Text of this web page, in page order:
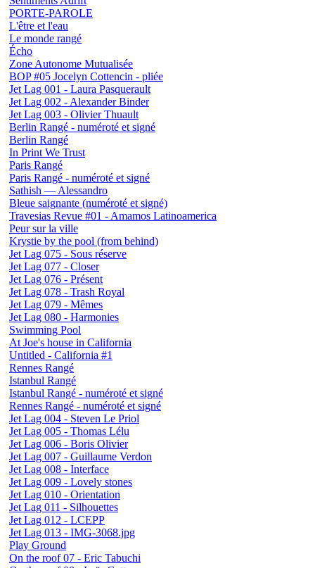
PORTE-PAROLE
L'être et l'eau
Le monde rangé
Écho
Zone Autonome Mutualisée
BOP #05 Jocelyn Cottencin - pliée
Jet Lag 001 - Laura Pasquerault
Jet Lag 002 - Alexander Binder
Jet Lag 003 - Olivier Thuault
Berlin Rangé - numéroté et signé
Berlin Rangé
In Print We Trust
Paris Rangé
Paris Rangé - numéroté et signé
Sathish — Alessandro
Bleue saignante (numéroté et signé)
Travesias Revue #01 - Amamos Latinoamerica
Peur sur la ville
Krystie by the pool (from behind)
Jet Lag 075 - Sous réserve
Jet Lag 077 - Closer
Jet Lag 076 - Présent
Jet Lag 078 - Trash Royal
Jet Lag 079 - Mêmes
Jet Lag 080 - Harmonies
Swimming Pool
At Joe's house in California
Untitled - California #1
Rennes Rangé
Istanbul Rangé
Istanbul Rangé - numéroté et signé
Rennes Rangé - numéroté et signé
Jet Lag 004 - Steven Le Priol
Jet Lag 005 - Thomas Lélu
Jet Lag 006 - Boris Olivier
Jet Lag 007 - Guillaume Verdon
Jet Lag 008 - Interface
Jet Lag 009 - Lovely stones
Jet Lag 010 - Orientation
Jet Lag 011 - Silhouettes
Jet Lag 012 - LCEPP
Jet Lag 013 - IMG-3068.jpg
Play Ground
On the roof 07 - Eric Tabuchi